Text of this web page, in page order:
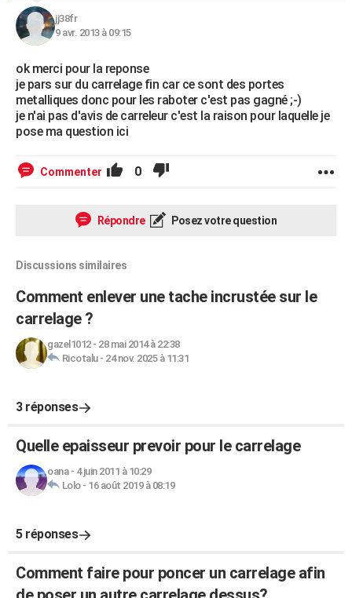
jj38fr
9 avr. 2013 à 09:15
ok merci pour la reponse
je pars sur du carrelage fin car ce sont des portes
metalliques donc pour les raboter c'est pas gagné ;-)
je n'ai pas d'avis de carreleur c'est la raison pour laquelle je
pose ma question ici
Commenter 0
Répondre Posez votre question
Discussions similaires
Comment enlever une tache incrustée sur le
carrelage ?
gazel1012- 28 mai 2014 à 22:38
Ricotalu- 24 nov. 2025 à 11:31
3 réponses
Quelle epaisseur prevoir pour le carrelage
oana- 4 juin 2011 à 10:29
Lolo- 16 août 2019 à 08:19
5 réponses
Comment faire pour poncer un carrelage afin